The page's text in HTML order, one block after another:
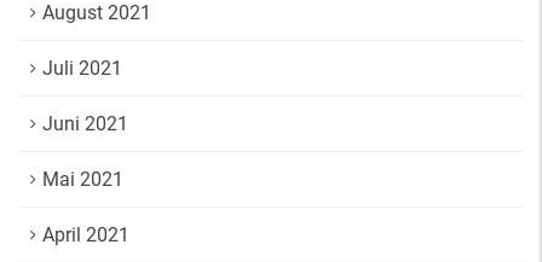
August 2021
Juli 2021
Juni 2021
Mai 2021
April 2021